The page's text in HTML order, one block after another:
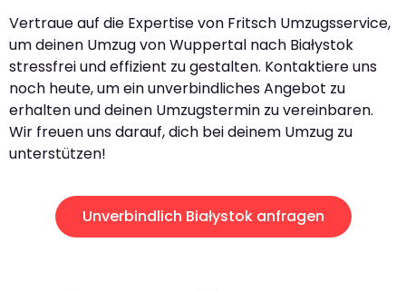
Vertraue auf die Expertise von Fritsch Umzugsservice,
um deinen Umzug von Wuppertal nach Białystok
stressfrei und effizient zu gestalten. Kontaktiere uns
noch heute, um ein unverbindliches Angebot zu
erhalten und deinen Umzugstermin zu vereinbaren.
Wir freuen uns darauf, dich bei deinem Umzug zu
unterstützen!
Unverbindlich Białystok anfragen